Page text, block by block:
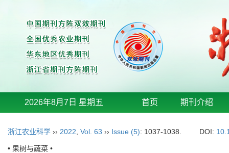
2026年8月7日 星期五 首页 期刊介绍
浙江农业科学 ›› 2022 Vol. 63 ›› Issue (5): 1037-1038. DOI:
• 果树与蔬菜 •